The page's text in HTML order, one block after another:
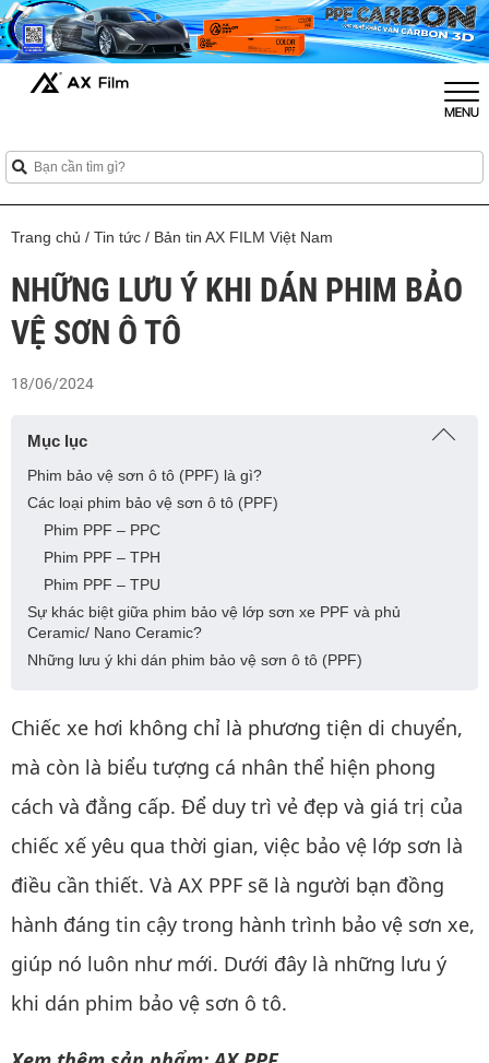
Trang chủ / Tin tức / Bản tin AX FILM Việt Nam
NHỮNG LƯU Ý KHI DÁN PHIM BẢO
VỆ SƠN Ô TÔ
18/06/2024
Mục lục
Phim bảo vệ sơn ô tô (PPF) là gì?
Các loại phim bảo vệ sơn ô tô (PPF)
Phim PPF – PPC
Phim PPF – TPH
Phim PPF – TPU
Sự khác biệt giữa phim bảo vệ lớp sơn xe PPF và phủ
Ceramic/ Nano Ceramic?
Những lưu ý khi dán phim bảo vệ sơn ô tô (PPF)
Chiếc xe hơi không chỉ là phương tiện di chuyển,
mà còn là biểu tượng cá nhân thể hiện phong
cách và đẳng cấp. Để duy trì vẻ đẹp và giá trị của
chiếc xế yêu qua thời gian, việc bảo vệ lớp sơn là
điều cần thiết. Và AX PPF sẽ là người bạn đồng
hành đáng tin cậy trong hành trình bảo vệ sơn xe,
giúp nó luôn như mới. Dưới đây là những lưu ý
khi dán phim bảo vệ sơn ô tô.